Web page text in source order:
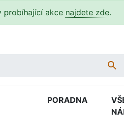
probíhající akce najdete zde.

PORADNA